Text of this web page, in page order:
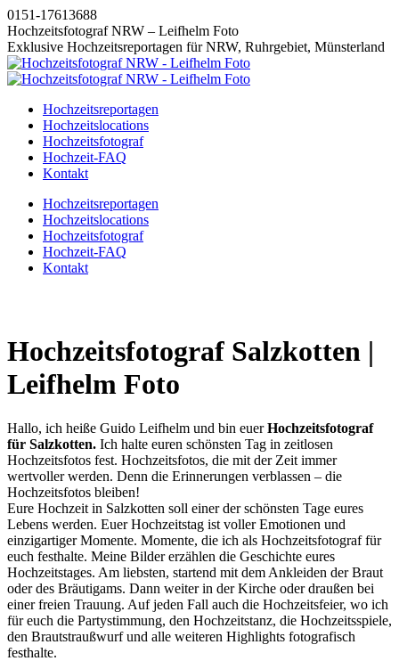
Zum
Inhalt
springen
0151-17613688
Hochzeitsfotograf NRW – Leifhelm Foto
Exklusive Hochzeitsreportagen für NRW, Ruhrgebiet, Münsterland
Hochzeitsreportagen
Hochzeitslocations
Hochzeitsfotograf
Hochzeit-FAQ
Kontakt
Instagram
page
opens
new
Facebook
page
opens
new
Pinterest
page
opens
new
page
opens
new
Hochzeitsreportagen
Hochzeitslocations
Hochzeitsfotograf
Hochzeit-FAQ
Kontakt
Hochzeitsfotograf Salzkotten |
Leifhelm Foto
Hallo, ich heiße Guido Leifhelm und bin euerHochzeitsfotograf
für Salzkotten. Ich halte euren schönsten Tag in zeitlosen
Hochzeitsfotos fest. Hochzeitsfotos, die mit der Zeit immer
wertvoller werden. Denn die Erinnerungen verblassen – die
Hochzeitsfotos bleiben!
Eure Hochzeit in Salzkotten soll einer der schönsten Tage eures
Lebens werden. Euer Hochzeitstag ist voller Emotionen und
einzigartiger Momente. Momente, die ich als Hochzeitsfotograf für
euch festhalte. Meine Bilder erzählen die Geschichte eures
Hochzeitstages. Am liebsten, startend mit dem Ankleiden der Braut
oder des Bräutigams. Dann weiter in der Kirche oder draußen bei
einer freien Trauung. Auf jeden Fall auch die Hochzeitsfeier, wo ich
für euch die Partystimmung, den Hochzeitstanz, die Hochzeitsspiele,
den Brautstraußwurf und alle weiteren Highlights fotografisch
festhalte.